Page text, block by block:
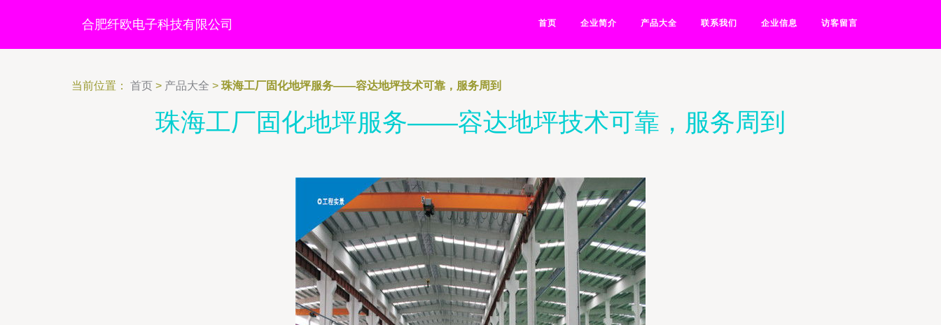
合肥纤欧电子科技有限公司 首页 企业简介 产品大全 联系我们 企业信息 访客留言
当前位置： 首页 > 产品大全 > 珠海工厂固化地坪服务——容达地坪技术可靠，服务周到
珠海工厂固化地坪服务——容达地坪技术可靠，服务周到